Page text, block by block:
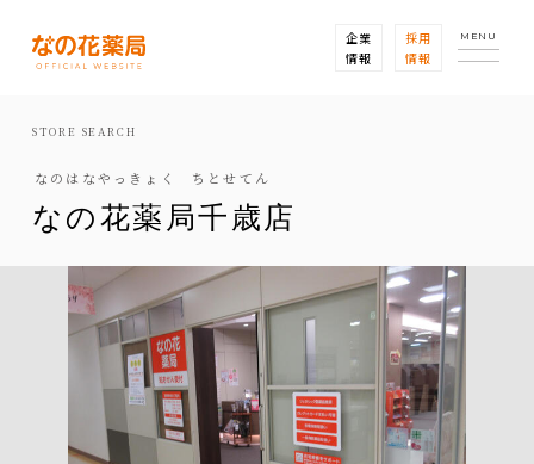
企業
情報
採用
情報
MENU
STORE SEARCH
なのはなやっきょく ちとせてん
なの花薬局千歳店